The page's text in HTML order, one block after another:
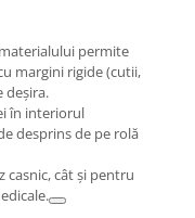
permite
margini rigide (cutii,
deșira.
în interiorul
desprins de pe rolă
cât și pentru